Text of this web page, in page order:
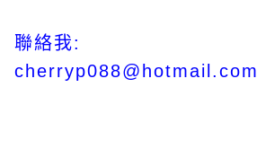
聯絡我:
cherryp088@hotmail.com